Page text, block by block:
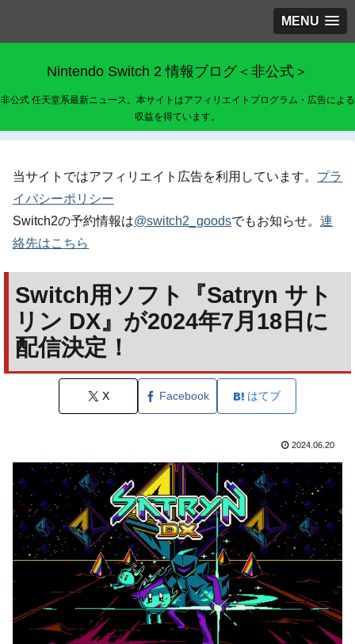
MENU
Nintendo Switch 2 情報ブログ＜非公式＞
非公式 任天堂系最新ニュース。本サイトはアフィリエイトプログラム・広告による
収益を得ています。
当サイトではアフィリエイト広告を利用しています。 プラ
イバシーポリシー
Switch2の予約情報は@switch2_goodsでもお知らせ。 連
絡先はこちら
Switch用ソフト『Satryn サト
リン DX』が2024年7月18日に
配信決定！
X Facebook はてブ
2024.06.20